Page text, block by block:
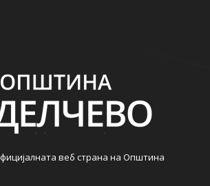
веб страна на Општина